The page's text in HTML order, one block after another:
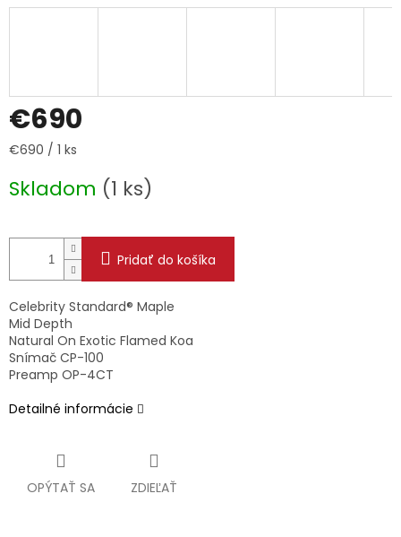
€690
Jednotková
€690 / 1 ks
Skladom (1 ks)
Pridať do košíka
Celebrity Standard® Maple
Mid Depth
Natural On Exotic Flamed Koa
Snímač CP-100
Preamp OP-4CT
Detailné informácie
OPÝTAŤ SA ZDIEĽAŤ